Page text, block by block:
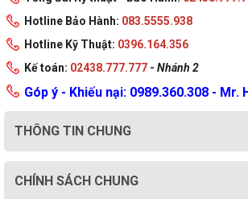
Hotline Bảo Hành: 083.5555.938
Hotline Kỹ Thuật: 0396.164.356
Kế toán: 02438.777.777 - Nhánh 2
Góp ý - Khiếu nại: 0989.360.308 - Mr.
THÔNG TIN CHUNG
CHÍNH SÁCH CHUNG